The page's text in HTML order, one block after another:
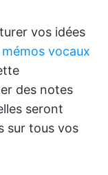
vos idées
vocaux
des notes
seront
sur tous vos